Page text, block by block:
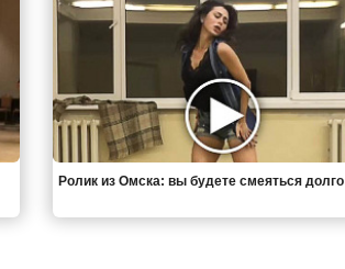
Ролик из Омска: вы будете смеяться долго